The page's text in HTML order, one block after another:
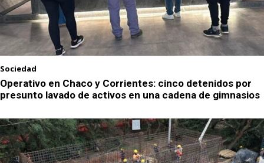
Sociedad
Operativo en Chaco y Corrientes: cinco detenidos por
presunto lavado de activos en una cadena de gimnasios